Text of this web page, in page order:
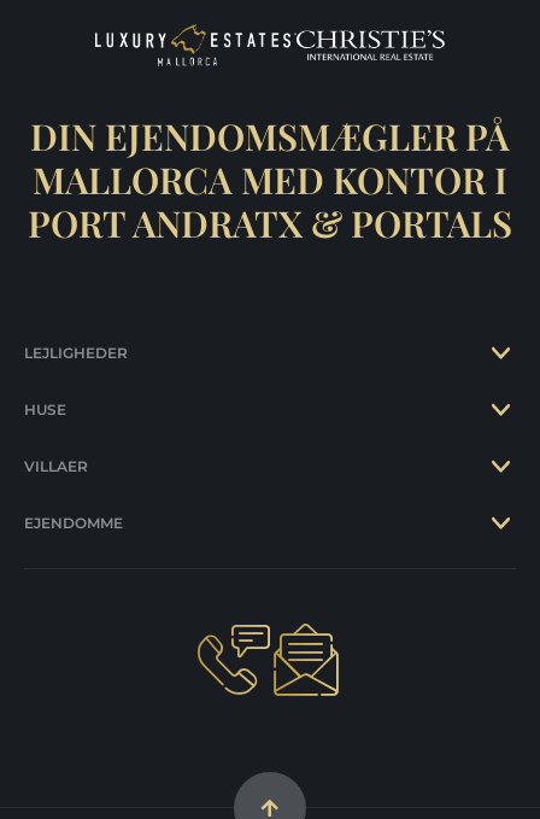
DIN EJENDOMSMÆGLER PÅ
MALLORCA MED KONTOR I
PORT ANDRATX & PORTALS
LEJLIGHEDER
HUSE
VILLAER
EJENDOMME